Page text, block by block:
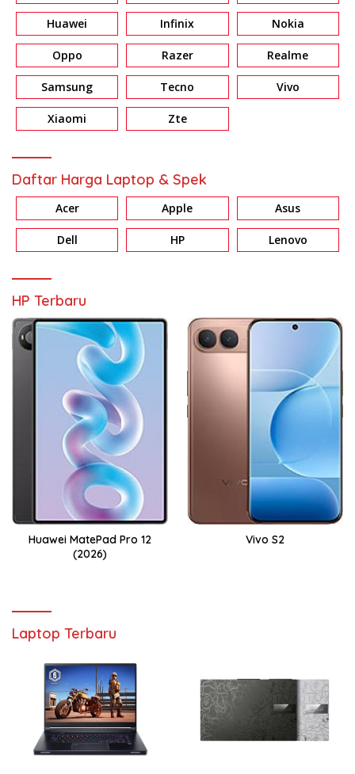
Huawei Infinix Nokia
Oppo Razer Realme
Samsung Tecno Vivo
Xiaomi Zte
Daftar Harga Laptop & Spek
Acer Apple Asus
Dell HP Lenovo
HP Terbaru
Huawei MatePad Pro 12
(2026)
Vivo S2
Laptop Terbaru